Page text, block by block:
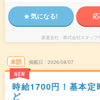
気になる!
派遣会社 株式会社スタッフ
未読
NEW
掲載日 2026/08/07
時給1700円！基本
ど